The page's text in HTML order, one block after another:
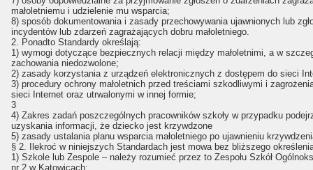
małoletniemu i udzielenie mu wsparcia;
8) sposób dokumentowania i zasady przechowywania ujawnionych lub
incydentów lub zdarzeń zagrażających dobru małoletniego.
2. Ponadto Standardy określają:
1) wymogi dotyczące bezpiecznych relacji między małoletnimi, a w
zachowania niedozwolone;
2) zasady korzystania z urządzeń elektronicznych z dostępem do sieci
3) procedury ochrony małoletnich przed treściami szkodliwymi i
sieci Internet oraz utrwalonymi w innej formie;
3
4) Zakres zadań poszczególnych pracowników szkoły w przypadku
uzyskania informacji, że dziecko jest krzywdzone
5) zasady ustalania planu wsparcia małoletniego po ujawnieniu
§ 2. Ilekroć w niniejszych Standardach jest mowa bez bliższego
1) Szkole lub Zespole – należy rozumieć przez to Zespołu Szkół
nr 2 w Katowicach;